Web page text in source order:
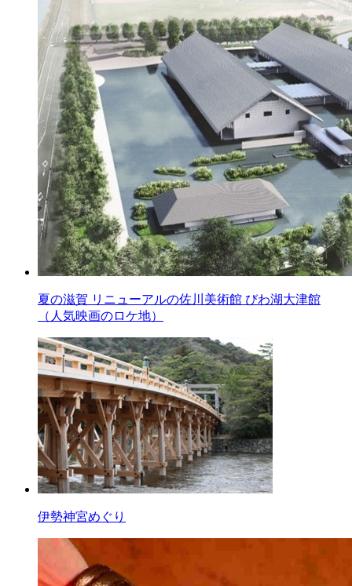
夏の滋賀 リニューアルの佐川美術館 びわ湖大津館
（人気映画のロケ地）
伊勢神宮めぐり